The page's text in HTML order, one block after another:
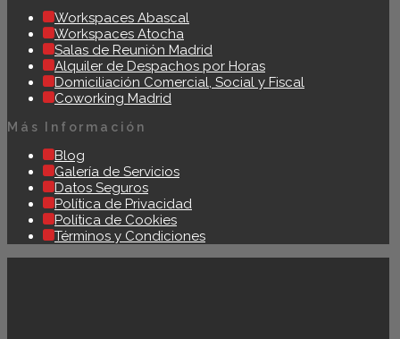
Workspaces Abascal
Workspaces Atocha
Salas de Reunión Madrid
Alquiler de Despachos por Horas
Domiciliación Comercial, Social y Fiscal
Coworking Madrid
Más Información
Blog
Galería de Servicios
Datos Seguros
Política de Privacidad
Política de Cookies
Términos y Condiciones